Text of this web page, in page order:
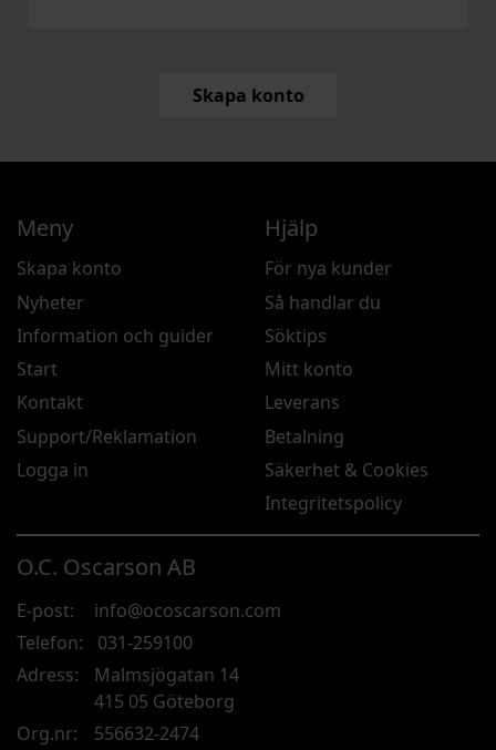
Skapa konto
O.C. Oscarson AB
E-post:
info@ocoscarson.com
Telefon:
031-259100
Adress:
Malmsjögatan 14
415 05 Göteborg
Org.nr:
556632-2474
Meny
Skapa konto
Nyheter
Information och guider
Start
Kontakt
Support/Reklamation
Logga in
Hjälp
För nya kunder
Så handlar du
Söktips
Mitt konto
Leverans
Betalning
Säkerhet & Cookies
Integritetspolicy